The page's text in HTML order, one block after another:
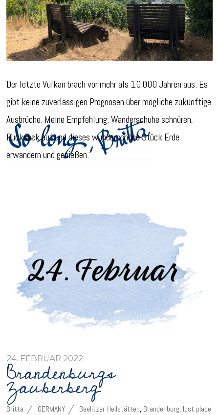
Der letzte Vulkan brach vor mehr als 10.000 Jahren aus. Es
gibt keine zuverlässigen Prognosen über mögliche zukünftige
Ausbrüche. Meine Empfehlung: Wanderschuhe schnüren,
Rucksack auf und dieses wunderschöne Stück Erde
erwandern und genießen.
24. FEBRUAR 2022
Brandenburgs
Zauberberg
Britta GERMANY Beelitzer Heilstätten, Brandenburg, lost place